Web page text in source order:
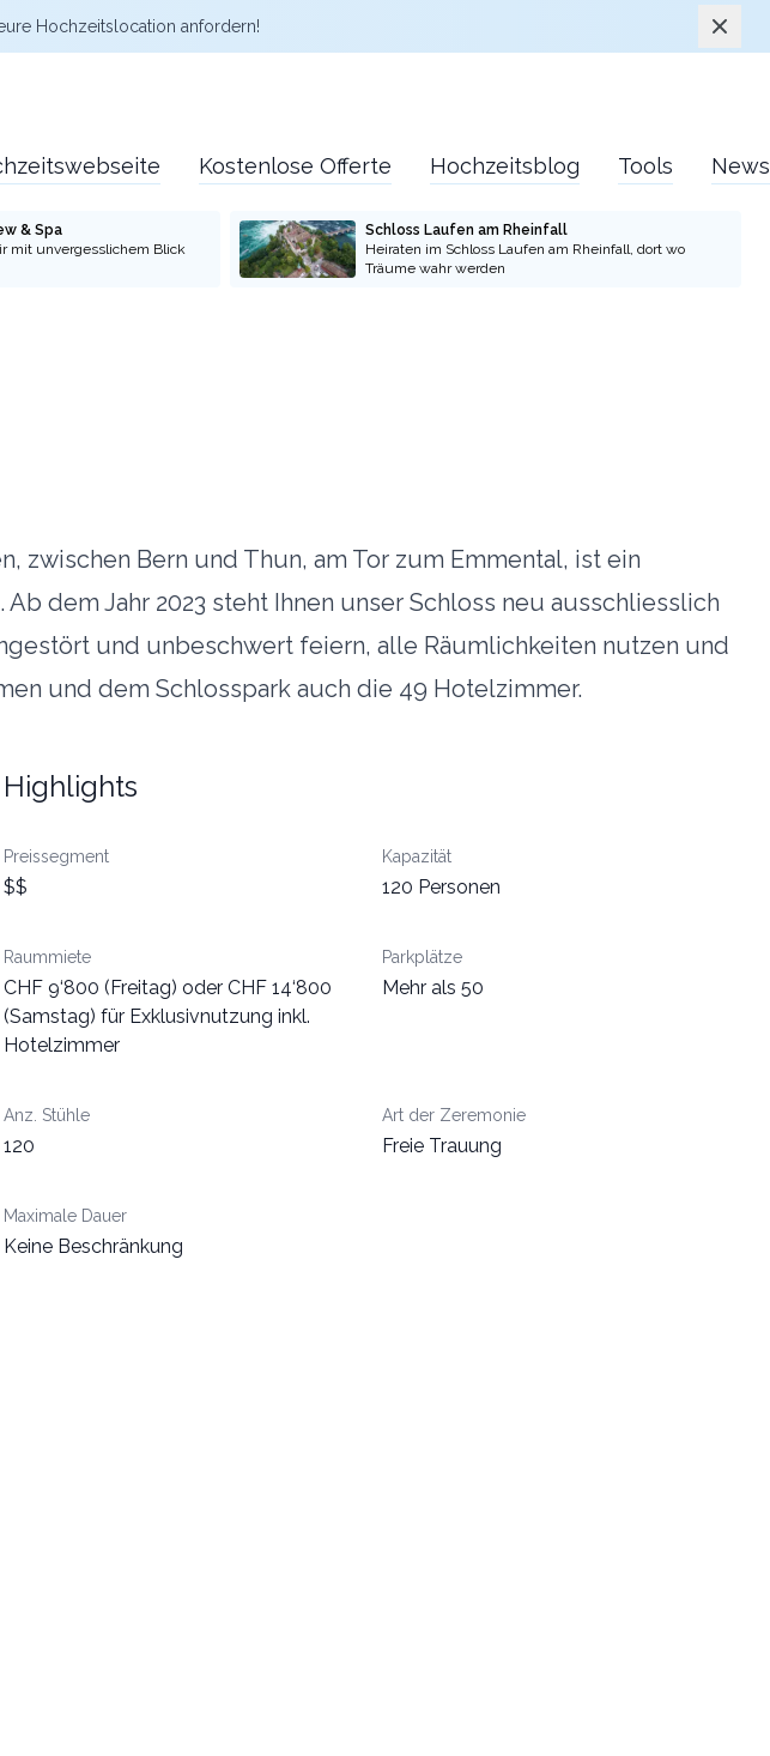
Hochzeitslocation anfordern!
Kostenlose Offerte Hochzeitsblog Tools News
& Spa
mit unvergesslichem Blick
Schloss Laufen am Rheinfall
Heiraten im Schloss Laufen am Rheinfall, dort wo
Träume wahr werden
zwischen Bern und Thun, am Tor zum Emmental, ist ein
dem Jahr 2023 steht Ihnen unser Schloss neu ausschliesslich
und unbeschwert feiern, alle Räumlichkeiten nutzen und
und dem Schlosspark auch die 49 Hotelzimmer.
Highlights
Preissegment
$$
Kapazität
120 Personen
Raummiete
CHF 9‘800 (Freitag) oder CHF 14‘800
(Samstag) für Exklusivnutzung inkl.
Hotelzimmer
Parkplätze
Mehr als 50
Anz. Stühle
120
Art der Zeremonie
Freie Trauung
Maximale Dauer
Keine Beschränkung